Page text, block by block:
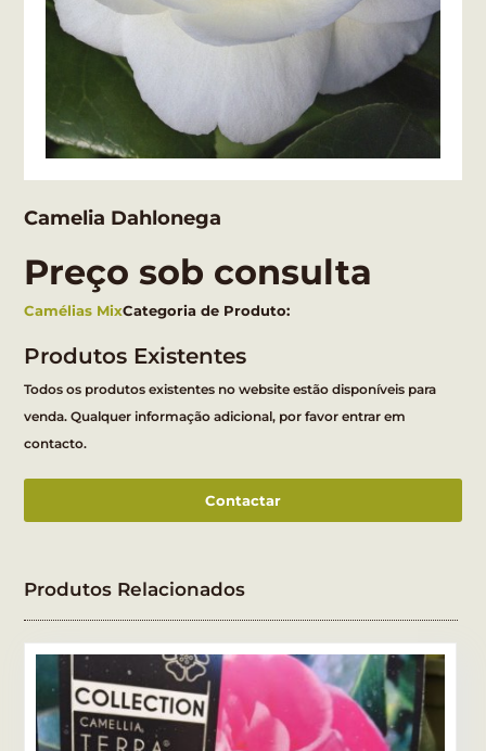
Camelia Dahlonega
Preço sob consulta
Categoria de Produto:
Camélias Mix
Produtos Existentes
Todos os produtos existentes no website estão disponíveis para
venda. Qualquer informação adicional, por favor entrar em
contacto.
Contactar
Produtos Relacionados